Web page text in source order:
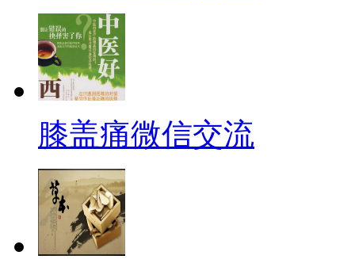
膝盖痛微信交流